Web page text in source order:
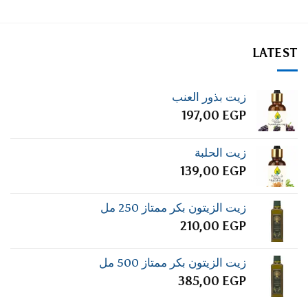
LATEST
زيت بذور العنب
197,00 EGP
زيت الحلبة
139,00 EGP
زيت الزيتون بكر ممتاز 250 مل
210,00 EGP
زيت الزيتون بكر ممتاز 500 مل
385,00 EGP